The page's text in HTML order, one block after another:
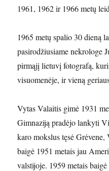
1961, 1962 ir 1966 metų
1965 metų spalio 30 dieną
pasirodžiusiame nekrologe
pirmąjį lietuvį fotografą,
visuomenėje, ir vieną
Vytas Valaitis gimė 1931
Gimnaziją pradėjo lankyti
karo mokslus tęsė
baigė 1951 metais jau
valstijoje. 1959 metais